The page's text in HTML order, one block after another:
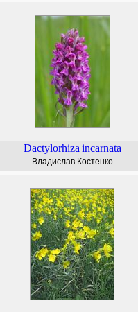
Dactylorhiza incarnata
Владислав Костенко